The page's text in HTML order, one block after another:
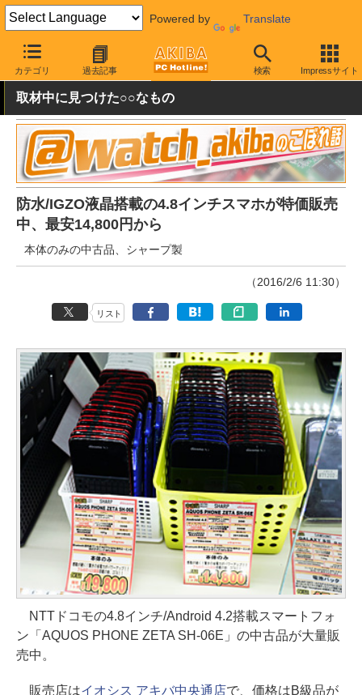
Powered by Translate
カテゴリ 過去記事 検索 Impressサイト
AKIBA PC Hotline! モバイル スマートフォン その他
取材中に見つけた○○なもの
防水/IGZO液晶搭載の4.8インチスマホが特価販売
中、最安14,800円から
本体のみの中古品、シャープ製
（2016/2/6 11:30）
リスト
NTTドコモの4.8インチ/Android 4.2搭載スマートフォ
ン「AQUOS PHONE ZETA SH-06E」の中古品が大量販
売中。
販売店はイオシス アキバ中央通店で、価格はB級品が